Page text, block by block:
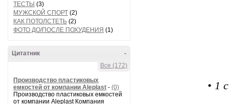
ТЕСТЫ (3)
МУЖСКОЙ СПОРТ (2)
КАК ПОТОЛСТЕТЬ (2)
ФОТО ДО/ПОСЛЕ ПОХУДЕНИЯ (1)
-
Цитатник
Все (172)
Производство пластиковых
емкостей от компании Aleplast - (0)
Производство пластиковых емкостей
от компании Aleplast Компания
• 1